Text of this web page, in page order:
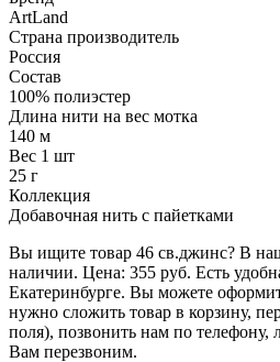
ArtLand
Страна производитель
Россия
Состав
100% полиэстер
Длина нити на вес мотка
140 м
Вес 1 шт
25 г
Коллекция
Добавочная нить с пайетками
Вы ищите товар 46 св.джинс? В
наличии. Цена: 355 руб. Есть
Екатеринбурге. Вы можете
нужно сложить товар в корзину,
поля), позвонить нам по телефону,
Вам перезвоним.